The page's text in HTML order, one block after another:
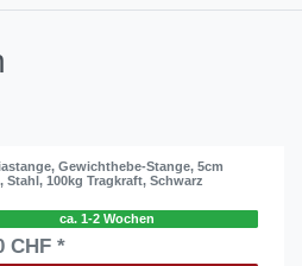
Gewichthebe-Stange, 5cm
Stahl, 100kg Tragkraft, Schwarz
ca. 1-2 Wochen
CHF *